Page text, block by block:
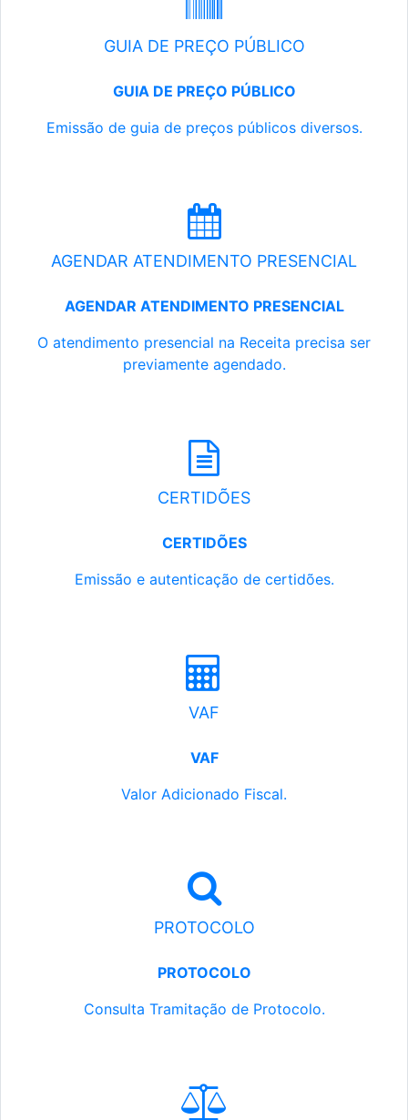
GUIA DE PREÇO PÚBLICO
GUIA DE PREÇO PÚBLICO
Emissão de guia de preços públicos diversos.
AGENDAR ATENDIMENTO PRESENCIAL
AGENDAR ATENDIMENTO PRESENCIAL
O atendimento presencial na Receita precisa ser
previamente agendado.
CERTIDÕES
CERTIDÕES
Emissão e autenticação de certidões.
VAF
VAF
Valor Adicionado Fiscal.
PROTOCOLO
PROTOCOLO
Consulta Tramitação de Protocolo.